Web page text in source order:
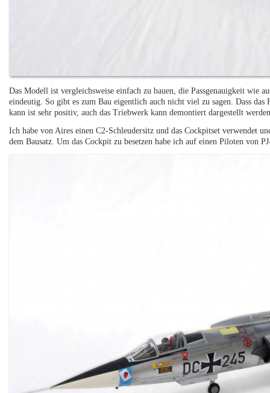
Das Modell ist vergleichsweise einfach zu bauen, die Passgenauigkeit wie
eindeutig. So gibt es zum Bau eigentlich auch nicht viel zu sagen. Dass
kann ist sehr positiv, auch das Triebwerk kann demontiert dargestellt
Ich habe von Aires einen C2-Schleudersitz und das Cockpitset verwendet
dem Bausatz. Um das Cockpit zu besetzen habe ich auf einen Piloten von